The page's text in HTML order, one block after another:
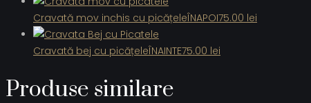
Cravată mov inchis cu picățeleÎNAPOI75.00 lei
Cravată bej cu picățeleÎNAINTE75.00 lei
Produse similare